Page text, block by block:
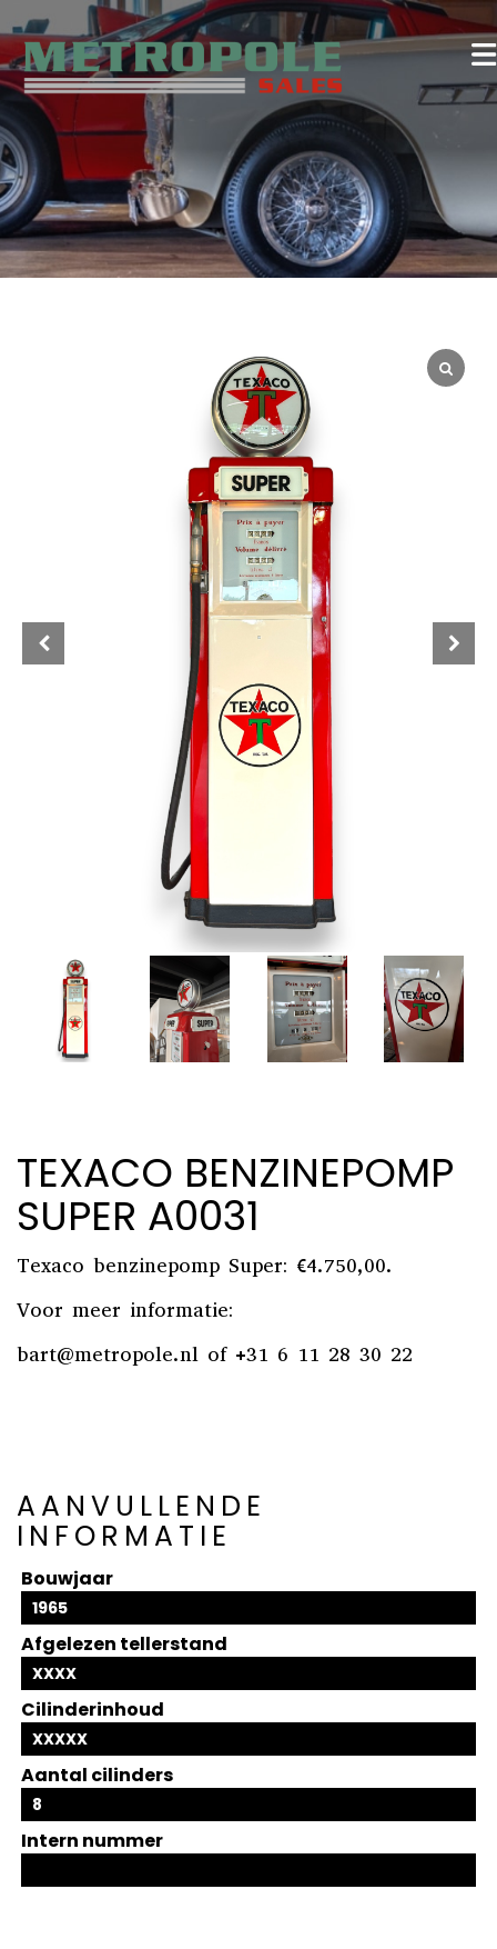
TEXACO BENZINEPOMP
SUPER A0031
Texaco benzinepomp Super: €4.750,00.
Voor meer informatie:
bart@metropole.nl of +31 6 11 28 30 22
AANVULLENDE
INFORMATIE
Bouwjaar
1965
Afgelezen tellerstand
XXXX
Cilinderinhoud
XXXXX
Aantal cilinders
8
Intern nummer